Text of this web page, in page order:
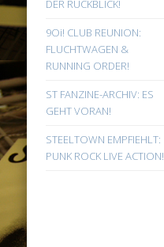
DER RÜCKBLICK!
9Oi! CLUB REUNION:
FLUCHTWAGEN &
RUNNING ORDER!
ST FANZINE-ARCHIV: ES
GEHT VORAN!
STEELTOWN EMPFIEHLT:
PUNK ROCK LIVE ACTION!